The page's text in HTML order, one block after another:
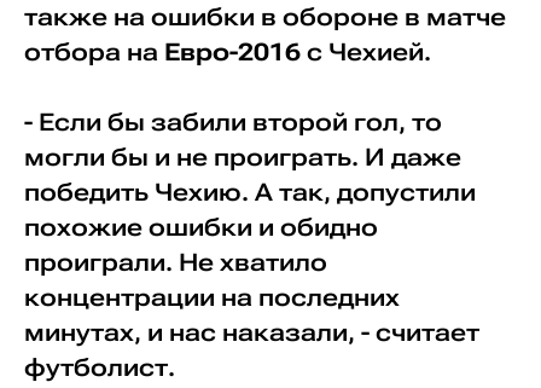
также на ошибки в обороне в матче
отбора на Евро-2016с Чехией.
- Если бы забили второй гол, то
могли бы и не проиграть. И даже
победить Чехию. А так, допустили
похожие ошибки и обидно
проиграли. Не хватило
концентрации на последних
минутах, и нас наказали, - считает
футболист.